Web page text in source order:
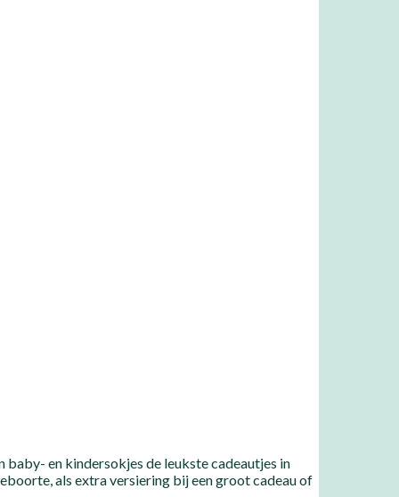
en kindersokjes de leukste cadeautjes in
als extra versiering bij een groot cadeau of